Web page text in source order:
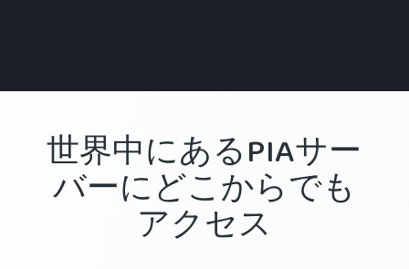
世界中にあるPIAサー
バーにどこからでも
アクセス